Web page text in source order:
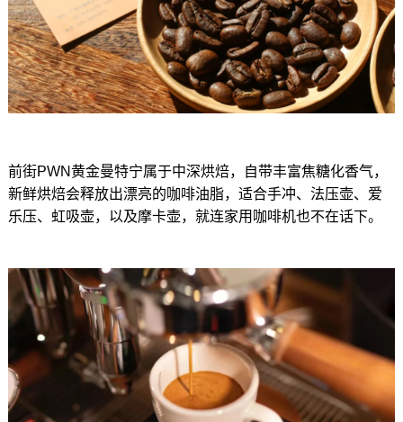
前街PWN黄金曼特宁属于中深烘焙，自带丰富焦糖化香气，
新鲜烘焙会释放出漂亮的咖啡油脂，适合手冲、法压壶、爱
乐压、虹吸壶，以及摩卡壶，就连家用咖啡机也不在话下。